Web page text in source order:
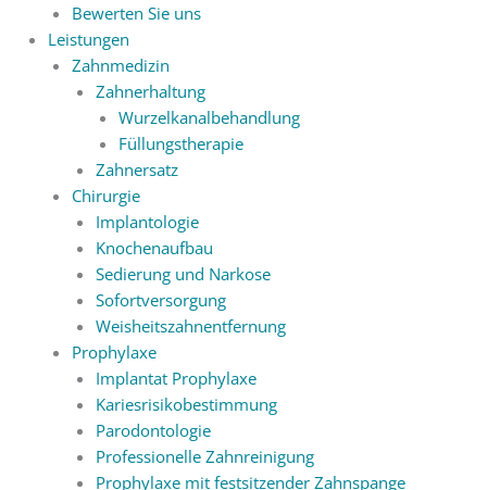
Bewerten Sie uns
Leistungen
Zahnmedizin
Zahnerhaltung
Wurzelkanalbehandlung
Füllungstherapie
Zahnersatz
Chirurgie
Implantologie
Knochenaufbau
Sedierung und Narkose
Sofortversorgung
Weisheitszahnentfernung
Prophylaxe
Implantat Prophylaxe
Kariesrisikobestimmung
Parodontologie
Professionelle Zahnreinigung
Prophylaxe mit festsitzender Zahnspange